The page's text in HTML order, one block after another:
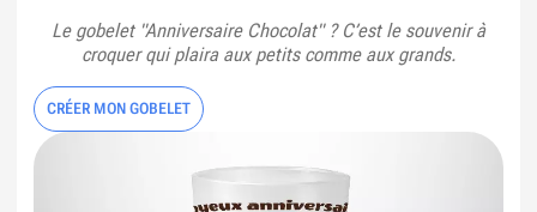
Le gobelet "Anniversaire Chocolat" ? C’est le souvenir à
croquer qui plaira aux petits comme aux grands.
CRÉER MON GOBELET